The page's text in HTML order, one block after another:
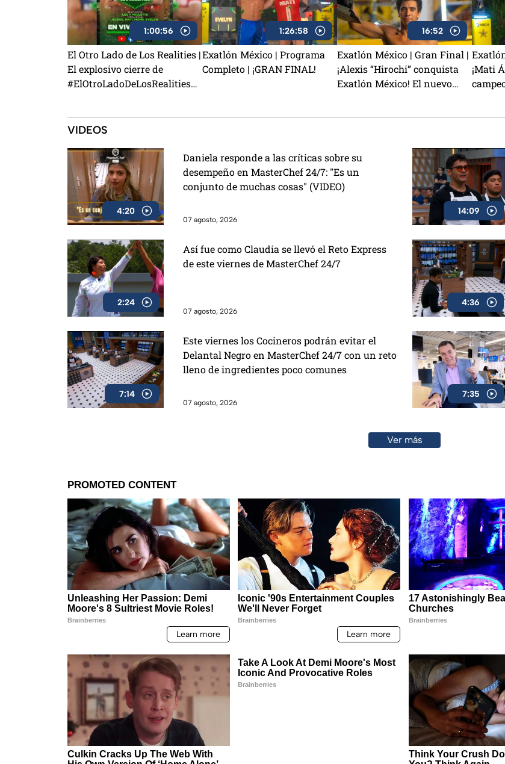
1:00:56
El Otro Lado de Los Realities |
El explosivo cierre de
#ElOtroLadoDeLosRealities
1:26:58
Exatlón México | Programa
Completo | ¡GRAN FINAL!
16:52
Exatlón México | Gran Final |
¡Alexis “Hirochi” conquista
Exatlón México! El nuevo
¡Mati
VIDEOS
4:20
Daniela responde a las críticas sobre su
desempeño en MasterChef 24/7: "Es un
conjunto de muchas cosas" (VIDEO)
07 agosto, 2026
14:09
2:24
Así fue como Claudia se llevó el Reto Express
de este viernes de MasterChef 24/7
07 agosto, 2026
4:36
7:14
Este viernes los Cocineros podrán evitar el
Delantal Negro en MasterChef 24/7 con un reto
lleno de ingredientes poco comunes
07 agosto, 2026
7:35
Ver más